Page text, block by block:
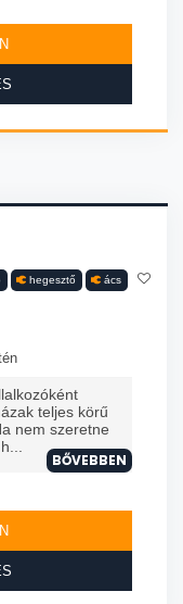
hegesztő ács
teljes körű
nem szeretne
BŐVEBBEN